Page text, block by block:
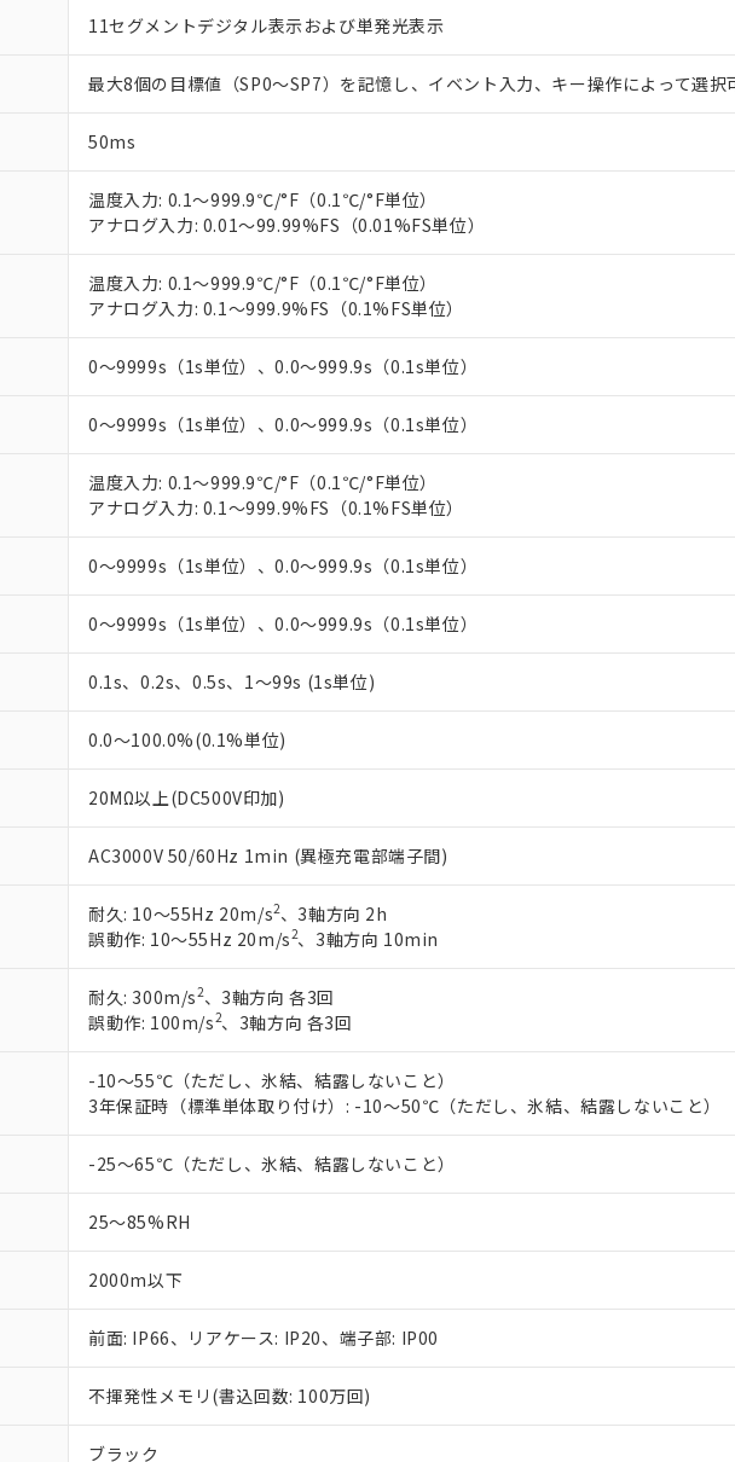
11セグメントデジタル表示および単発光表示
最大8個の目標値（SP0～SP7）を記憶し、イベント入力、キー操作によって選択
50ms
温度入力: 0.1～999.9℃/°F（0.1℃/°F単位）
アナログ入力: 0.01～99.99%FS（0.01%FS単位）
温度入力: 0.1～999.9℃/°F（0.1℃/°F単位）
アナログ入力: 0.1～999.9%FS（0.1%FS単位）
0～9999s（1s単位）、0.0～999.9s（0.1s単位）
0～9999s（1s単位）、0.0～999.9s（0.1s単位）
温度入力: 0.1～999.9℃/°F（0.1℃/°F単位）
アナログ入力: 0.1～999.9%FS（0.1%FS単位）
0～9999s（1s単位）、0.0～999.9s（0.1s単位）
0～9999s（1s単位）、0.0～999.9s（0.1s単位）
0.1s、0.2s、0.5s、1～99s (1s単位)
0.0～100.0%(0.1%単位)
20MΩ以上(DC500V印加)
AC3000V 50/60Hz 1min (異極充電部端子間)
耐久: 10～55Hz 20m/s2、3軸方向 2h
誤動作: 10～55Hz 20m/s2、3軸方向 10min
耐久: 300m/s2、3軸方向 各3回
誤動作: 100m/s2、3軸方向 各3回
-10～55℃（ただし、氷結、結露しないこと）
3年保証時（標準単体取り付け）: -10～50℃（ただし、氷結、結露しないこと）
-25～65℃（ただし、氷結、結露しないこと）
25～85%RH
2000m以下
前面: IP66、リアケース: IP20、端子部: IP00
不揮発性メモリ(書込回数: 100万回)
ブラック
ている必要があります。
お客様が当ウェブサイト上で当社にご登録された部品リストについて、当社および
が、当社の製品・サービスに関するお客様との取引・商談に必要な範囲で利用す
さい。
※当社の共同利用者とは、
※3 非含有証明書ダウンロード
下記の非含有証明書をダウンロードすることができます。
51物質の非含有証明書（当社基準）
※本証明書は発行日時点で非含有を証明するもので、過去に遡って非含有を証明するも
また、RoHS指令のフタル酸エステル類４物質の対応では、対応完了までの期間は出
混在することから備考欄に対応日を記載しておりました。
既に当社にて対応品への在庫切替を完了していることから、特段のことがない限り、
り割愛しております。
「10」：通常の使用状況下において有害物質が外部に漏えいし、環境に深刻な影響を及
味します。
合意する キャンセル